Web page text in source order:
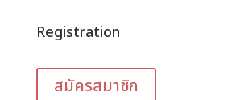
Registration
สมัครสมาชิก